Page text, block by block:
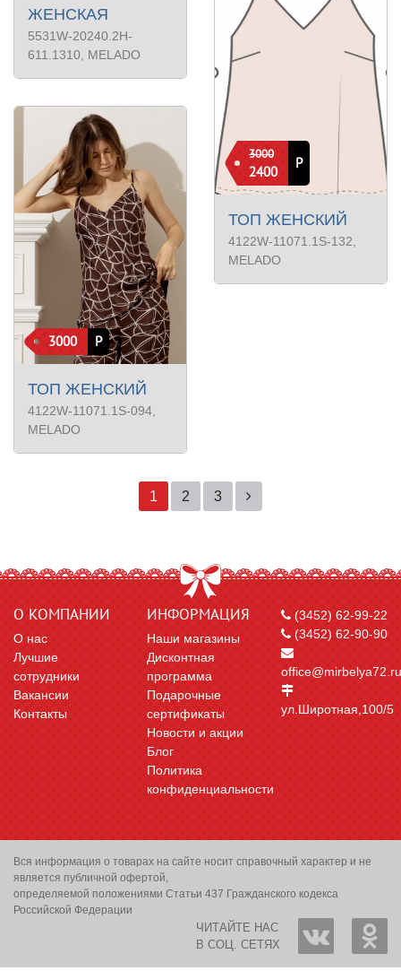
ЖЕНСКАЯ
5531W-20240.2H-
611.1310 , MELADO
3000 Р
ТОП ЖЕНСКИЙ
4122W-11071.1S-094
MELADO
3000
2400
Р
ТОП ЖЕНСКИЙ
4122W-11071.1S-132,
MELADO
1 2 3
О КОМПАНИИ
О нас
Лучшие
сотрудники
Вакансии
Контакты
ИНФОРМАЦИЯ
Наши магазины
Дисконтная
программа
Подарочные
сертификаты
Новости и акции
Блог
Политика
конфиденциальности
(3452) 62-99-22
(3452) 62-90-90
office@mirbelya72.ru
ул.Широтная,100/5
Вся информация о товарах на сайте носит справочный характер и не
является публичной офертой,
определяемой положениями Статьи 437 Гражданского кодекса
Российской Федерации
ЧИТАЙТЕ НАС
В СОЦ. СЕТЯХ